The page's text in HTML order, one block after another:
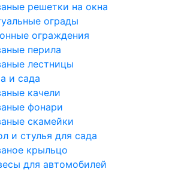
решетки на окна
ограды
ограждения
перила
лестницы
и сада
качели
фонари
скамейки
и стулья для сада
крыльцо
для автомобилей